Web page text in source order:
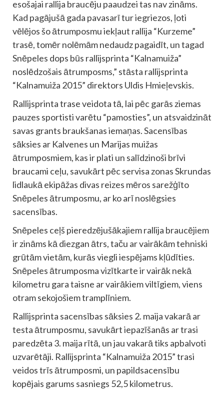
esošajai rallija braucēju paaudzei tas nav zināms.
Kad pagājušā gada pavasarī tur iegriezos, ļoti
vēlējos šo ātrumposmu iekļaut rallija “Kurzeme”
trasē, tomēr nolēmām nedaudz pagaidīt, un tagad
Snēpeles dops būs rallijsprinta “Kalnamuiža”
noslēdzošais ātrumposms,” stāsta rallijsprinta
“Kalnamuiža 2015” direktors Uldis Hmieļevskis.
Rallijsprinta trase veidota tā, lai pēc garās ziemas
pauzes sportisti varētu “pamosties”, un atsvaidzināt
savas grants braukšanas iemaņas. Sacensības
sāksies ar Kalvenes un Marijas muižas
ātrumposmiem, kas ir plati un salīdzinoši brīvi
braucami ceļu, savukārt pēc servisa zonas Skrundas
lidlaukā ekipāžas divas reizes mēros sarežģīto
Snēpeles ātrumposmu, ar ko arī noslēgsies
sacensības.
Snēpeles ceļš pieredzējušākajiem rallija braucējiem
ir zināms kā diezgan ātrs, taču ar vairākām tehniski
grūtām vietām, kurās viegli iespējams kļūdīties.
Snēpeles ātrumposma vizītkarte ir vairāk nekā
kilometru gara taisne ar vairākiem viltīgiem, viens
otram sekojošiem tramplīniem.
Rallijsprinta sacensības sāksies 2. maija vakarā ar
testa ātrumposmu, savukārt iepazīšanās ar trasi
paredzēta 3. maija rītā, un jau vakarā tiks apbalvoti
uzvarētāji. Rallijsprinta “Kalnamuiža 2015” trasi
veidos trīs ātrumposmi, un papildsacensību
kopējais garums sasniegs 52,5 kilometrus.